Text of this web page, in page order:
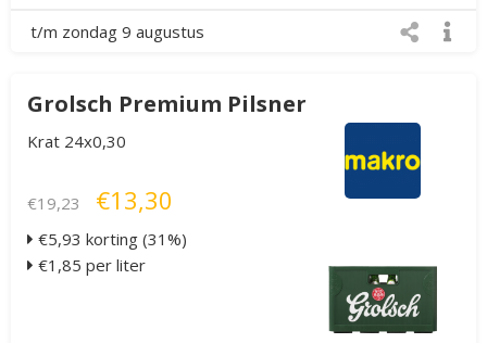
t/m zondag 9 augustus
Grolsch Premium Pilsner
Krat 24x0,30
€19,23 €13,30
€5,93 korting (31%)
€1,85 per liter